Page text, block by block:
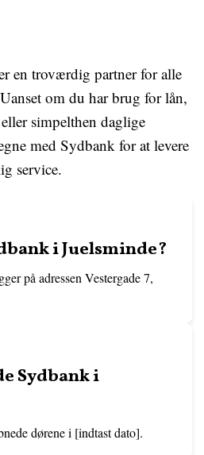
en troværdig partner for alle
om du har brug for lån,
simpelthen daglige
med Sydbank for at levere
service.
i Juelsminde?
på adressen Vestergade 7,
Sydbank i
dørene i [indtast dato].